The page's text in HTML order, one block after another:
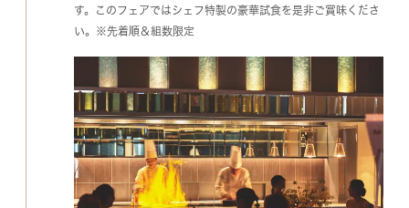
す。このフェアではシェフ特製の豪華試食を是非ご賞味くださ
い。※先着順＆組数限定